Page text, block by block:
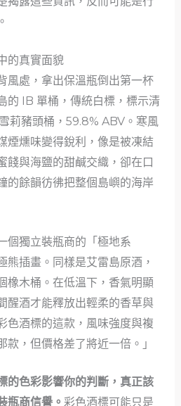
的真實面貌
風處，拿出保溫瓶倒出第一杯
IB 單桶，傳統白標，標示清
莉豬頭桶，59.8% ABV。寒風
煙燻味變得銳利，像是被凍結
餞與海鹽的甜鹹交織，卻在口
的餘韻彷彿把整個島嶼的海岸
獨立裝瓶商的「極地系
熊插畫。同樣是艾雷島原酒，
橡木桶。在低溫下，香氣明顯
醒酒才能釋放出輕柔的香草與
色酒標的這款，風味強度與複
，但價格差了將近一倍。」
的色彩影響你的判斷，真正該
瓶商信譽。 彩色酒標可能只是